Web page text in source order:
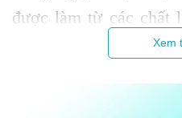
được làm từ các chất
vải bạt, bên ngoài
Xem